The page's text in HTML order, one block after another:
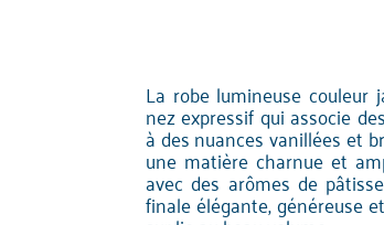
La robe lumineuse couleur
nez expressif qui associe
à des nuances vanillées et
une matière charnue et
avec des arômes de
finale élégante, généreuse